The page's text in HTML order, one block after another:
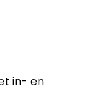
in- en